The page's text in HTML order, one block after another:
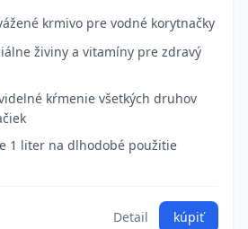
krmivo pre vodné korytnačky
živiny a vitamíny pre zdravý
kŕmenie všetkých druhov
1 liter na dlhodobé použitie
Detail kúpiť